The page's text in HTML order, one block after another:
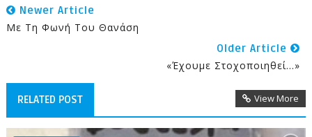
Newer Article
Με Τη Φωνή Του Θανάση
Older Article
«Έχουμε Στοχοποιηθεί…»
RELATED POST View More